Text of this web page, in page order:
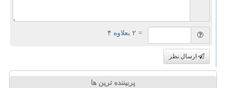
= ۲ بعلاوه ۴
ارسال نظر
پربیننده ترین ها